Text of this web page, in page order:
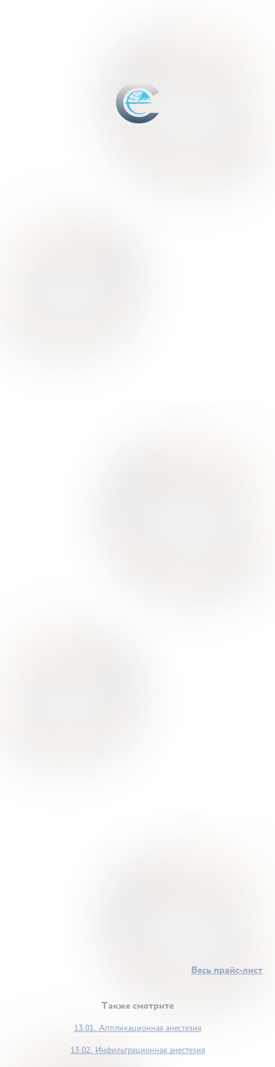
Весь прайс-лист
Также смотрите
13.01. Аппликационная анестезия
13.02. Инфильтрационная анестезия